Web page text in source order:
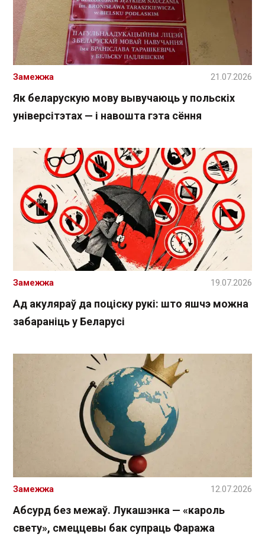
Як беларускую мову вывучаюць у польскіх
універсітэтах — і навошта гэта сёння
Замежжа 21.07.2026
Ад акуляраў да поціску рукі: што яшчэ можна
забараніць у Беларусі
Замежжа 19.07.2026
Абсурд без межаў. Лукашэнка — «кароль
свету», смеццевы бак супраць Фаража
Замежжа 12.07.2026